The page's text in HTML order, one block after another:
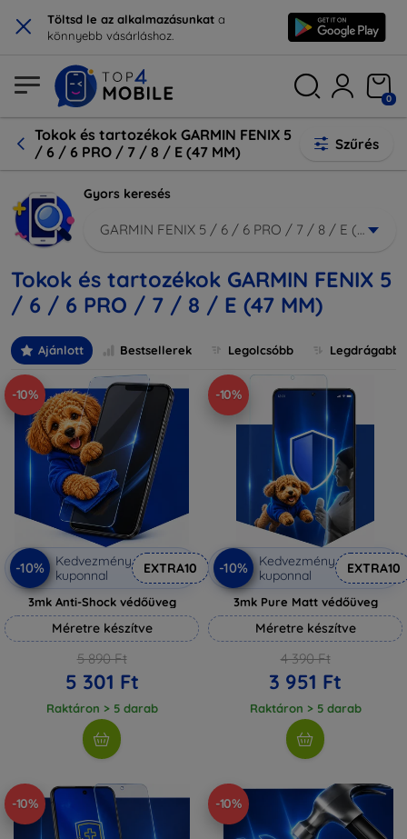
× Töltsd le az alkalmazásunkat a
könnyebb vásárláshoz.
0
Tokok és tartozékok GARMIN FENIX 5
/ 6 / 6 PRO / 7 / 8 / E (47 MM)
Szűrés
Gyors keresés
GARMIN FENIX 5 / 6 / 6 PRO / 7 / 8 / E (47 MM)
Tokok és tartozékok GARMIN FENIX 5
/ 6 / 6 PRO / 7 / 8 / E (47 MM)
Ajánlott Bestsellerek Legolcsóbb Legdrágabb
-10%
-10%
Kedvezmény
kuponnal
EXTRA10
3mk Anti-Shock védőüveg
Méretre készítve
5 890 Ft
5 301 Ft
Raktáron > 5 darab
-10%
-10%
Kedvezmény
kuponnal
EXTRA10
3mk Pure Matt védőüveg
Méretre készítve
4 390 Ft
3 951 Ft
Raktáron > 5 darab
-10% -10%